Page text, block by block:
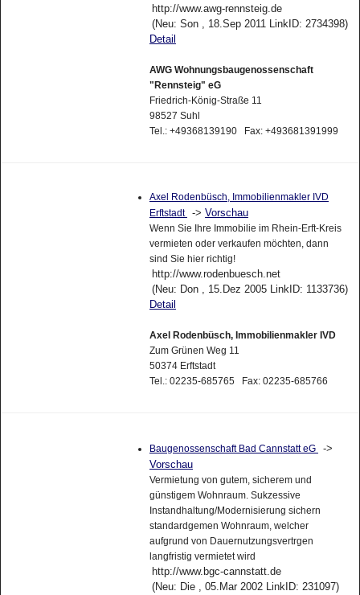
http://www.awg-rennsteig.de
(Neu: Son , 18.Sep 2011 LinkID: 2734398)
Detail
AWG Wohnungsbaugenossenschaft
"Rennsteig" eG
Friedrich-König-Straße 11
98527 Suhl
Tel.: +49368139190 Fax: +493681391999
Axel Rodenbüsch, Immobilienmakler IVD
Erftstadt -> Vorschau
Wenn Sie Ihre Immobilie im Rhein-Erft-Kreis
vermieten oder verkaufen möchten, dann
sind Sie hier richtig!
http://www.rodenbuesch.net
(Neu: Don , 15.Dez 2005 LinkID: 1133736)
Detail
Axel Rodenbüsch, Immobilienmakler IVD
Zum Grünen Weg 11
50374 Erftstadt
Tel.: 02235-685765 Fax: 02235-685766
Baugenossenschaft Bad Cannstatt eG
->
Vorschau
Vermietung von gutem, sicherem und
günstigem Wohnraum. Sukzessive
Instandhaltung/Modernisierung sichern
standardgemen Wohnraum, welcher
aufgrund von Dauernutzungsvertrgen
langfristig vermietet wird
http://www.bgc-cannstatt.de
(Neu: Die , 05.Mar 2002 LinkID: 231097)